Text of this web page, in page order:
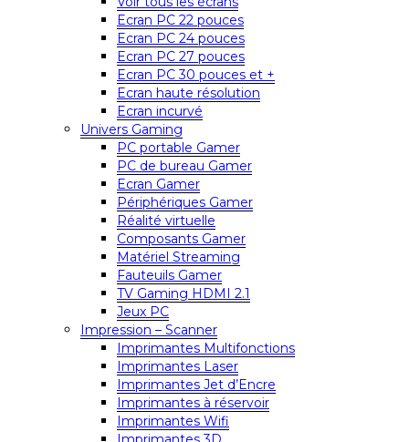
Ecran PC 22 pouces
Ecran PC 24 pouces
Ecran PC 27 pouces
Ecran PC 30 pouces et +
Ecran haute résolution
Ecran incurvé
Univers Gaming
PC portable Gamer
PC de bureau Gamer
Ecran Gamer
Périphériques Gamer
Réalité virtuelle
Composants Gamer
Matériel Streaming
Fauteuils Gamer
TV Gaming HDMI 2.1
Jeux PC
Impression – Scanner
Imprimantes Multifonctions
Imprimantes Laser
Imprimantes Jet d’Encre
Imprimantes à réservoir
Imprimantes Wifi